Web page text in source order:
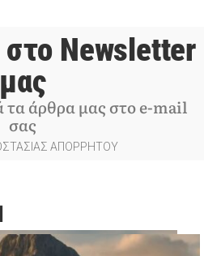
στο Newsletter
μας
τα άρθρα μας στο e-mail
σας
ΑΠΟΡΡΗΤΟΥ